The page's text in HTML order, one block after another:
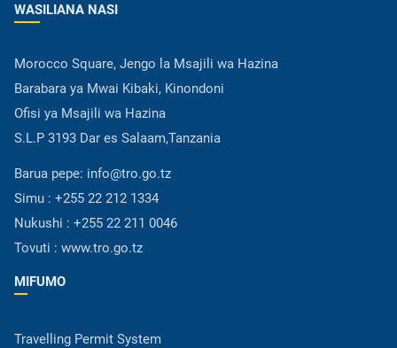
WASILIANA NASI
Morocco Square, Jengo la Msajili wa Hazina
Barabara ya Mwai Kibaki, Kinondoni
Ofisi ya Msajili wa Hazina
S.L.P 3193 Dar es Salaam,Tanzania
Barua pepe: info@tro.go.tz
Simu : +255 22 212 1334
Nukushi : +255 22 211 0046
Tovuti : www.tro.go.tz
MIFUMO
Travelling Permit System